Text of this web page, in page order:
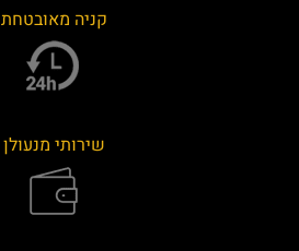
קניה מאובטחת
שירותי מנעולן